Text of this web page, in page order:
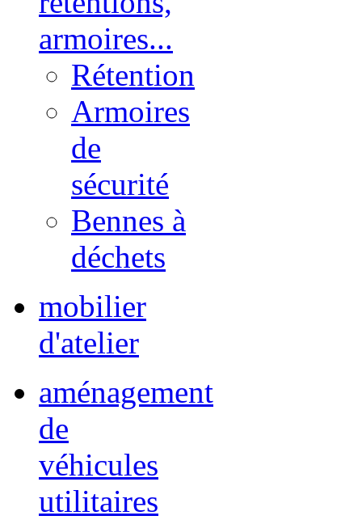
armoires...
Rétention
Armoires
de
sécurité
Bennes à
déchets
mobilier
d'atelier
aménagement
de
véhicules
utilitaires